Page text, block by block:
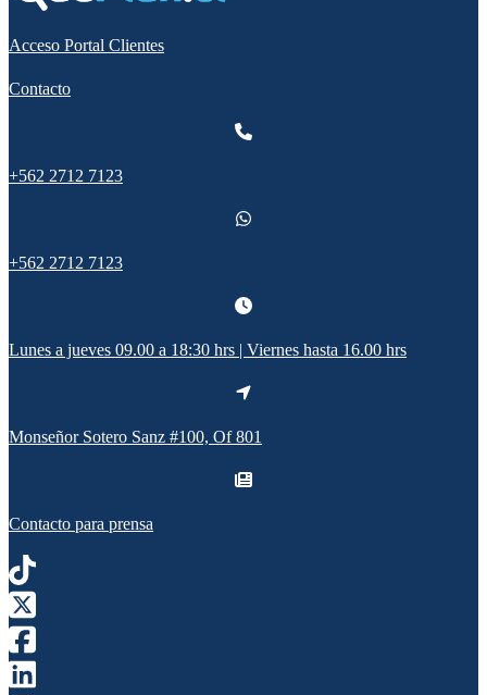
Acceso Portal Clientes
Contacto
+562 2712 7123
+562 2712 7123
Lunes a jueves 09.00 a 18:30 hrs | Viernes hasta 16.00 hrs
Monseñor Sotero Sanz #100, Of 801
Contacto para prensa